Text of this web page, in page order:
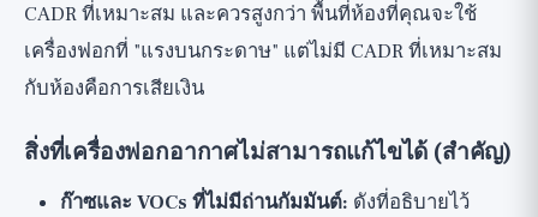
CADR ที่เหมาะสม และควรสูงกว่า พื้นที่ห้องที่คุณจะใช้
เครื่องฟอกที่ "แรงบนกระดาษ" แต่ไม่มี CADR ที่เหมาะสม
กับห้องคือการเสียเงิน
สิ่งที่เครื่องฟอกอากาศไม่สามารถแก้ไขได้ (สำคัญ)
ก๊าซและ VOCs ที่ไม่มีถ่านกัมมันต์: ดังที่อธิบายไว้